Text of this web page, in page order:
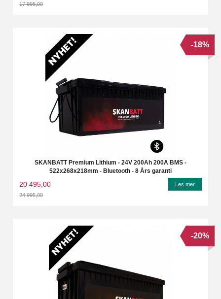
17 995,00
SKANBATT Premium Lithium - 24V 200Ah 200A BMS -
522x268x218mm - Bluetooth - 8 Års garanti
20 495,00
24 995,00
-18%
Les mer
-20%